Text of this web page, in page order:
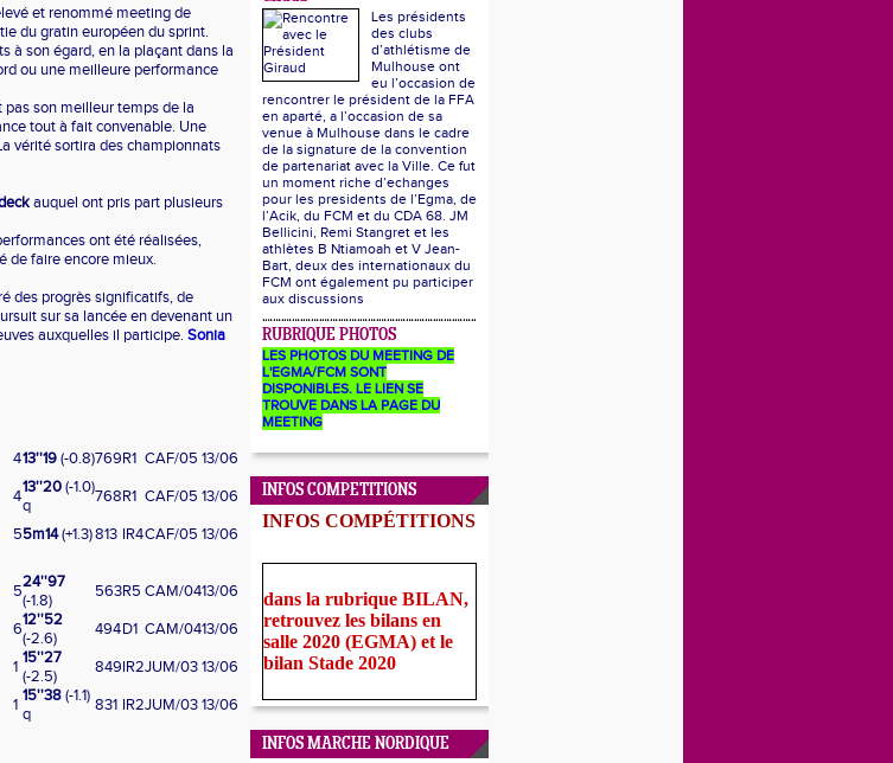
et renommé meeting de
du gratin européen du sprint.
à son égard, en la plaçant dans la
ou une meilleure performance
pas son meilleur temps de la
tout à fait convenable. Une
vérité sortira des championnats
auquel ont pris part plusieurs
ont été réalisées,
de faire encore mieux.
des progrès significatifs, de
sur sa lancée en devenant un
auxquelles il participe. Sonia
413''19(-0.8)769R1 CAF/05 13/06
413''20(-1.0)
q
768R1 CAF/05 13/06
55m14(+1.3)813 IR4CAF/05 13/06
524''97
(-1.8)
563R5 CAM/0413/06
612''52
(-2.6)
494D1 CAM/0413/06
1 15''27
(-2.5)
849IR2JUM/0313/06
1 15''38(-1.1)
q
831 IR2JUM/0313/06
Les présidents
des clubs
d’athlétisme de
Mulhouse ont
eu l’occasion de
rencontrer le président de la FFA
en aparté, a l’occasion de sa
venue à Mulhouse dans le cadre
de la signature de la convention
de partenariat avec la Ville. Ce fut
un moment riche d’echanges
pour les presidents de l’Egma, de
l’Acik, du FCM et du CDA 68. JM
Bellicini, Remi Stangret et les
athlètes B Ntiamoah et V Jean-
Bart, deux des internationaux du
FCM ont également pu participer
aux discussions
RUBRIQUE PHOTOS
LES PHOTOS DU MEETING DE
L'EGMA/FCM SONT
DISPONIBLES. LE LIEN SE
TROUVE DANS LA PAGE DU
MEETING
INFOS COMPETITIONS
INFOS COMPÉTITIONS
dans la rubrique BILAN,
retrouvez les bilans en
salle 2020 (EGMA) et le
bilan Stade 2020
INFOS MARCHE NORDIQUE